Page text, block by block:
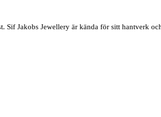
Jakobs Jewellery är kända för sitt hantverk